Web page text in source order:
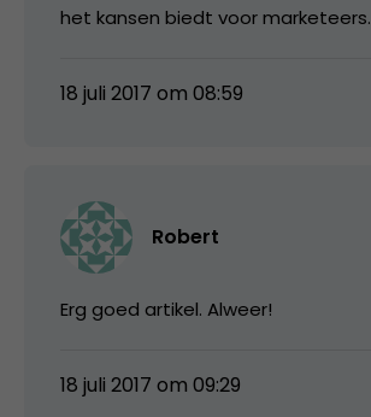
het kansen biedt voor marketeers.
18 juli 2017 om 08:59
Robert
Erg goed artikel. Alweer!
18 juli 2017 om 09:29